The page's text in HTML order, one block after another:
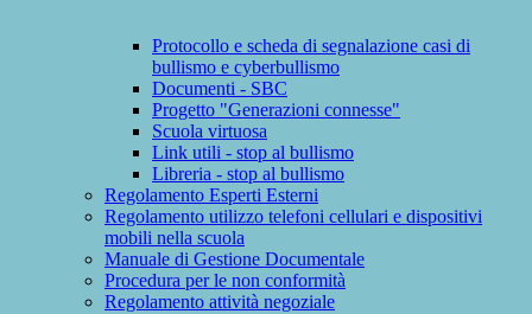
Protocollo e scheda di segnalazione casi di
bullismo e cyberbullismo
Documenti - SBC
Progetto "Generazioni connesse"
Scuola virtuosa
Link utili - stop al bullismo
Libreria - stop al bullismo
Regolamento Esperti Esterni
Regolamento utilizzo telefoni cellulari e dispositivi
mobili nella scuola
Manuale di Gestione Documentale
Procedura per le non conformità
Regolamento attività negoziale